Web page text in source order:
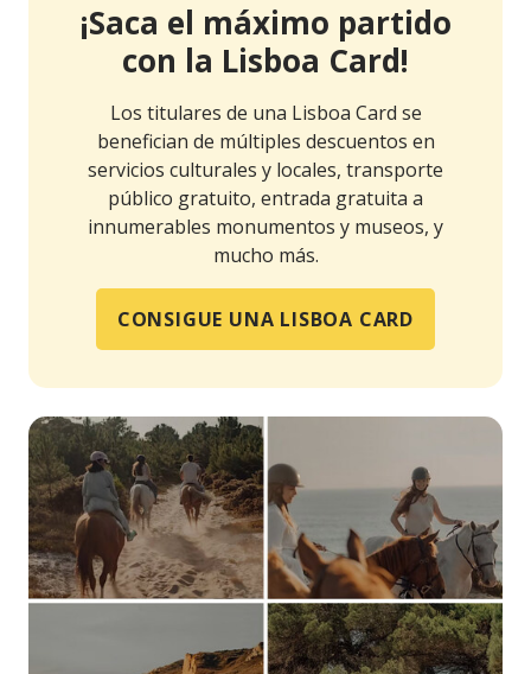
¡Saca el máximo partido
con la Lisboa Card!
Los titulares de una Lisboa Card se
benefician de múltiples descuentos en
servicios culturales y locales, transporte
público gratuito, entrada gratuita a
innumerables monumentos y museos, y
mucho más.
CONSIGUE UNA LISBOA CARD